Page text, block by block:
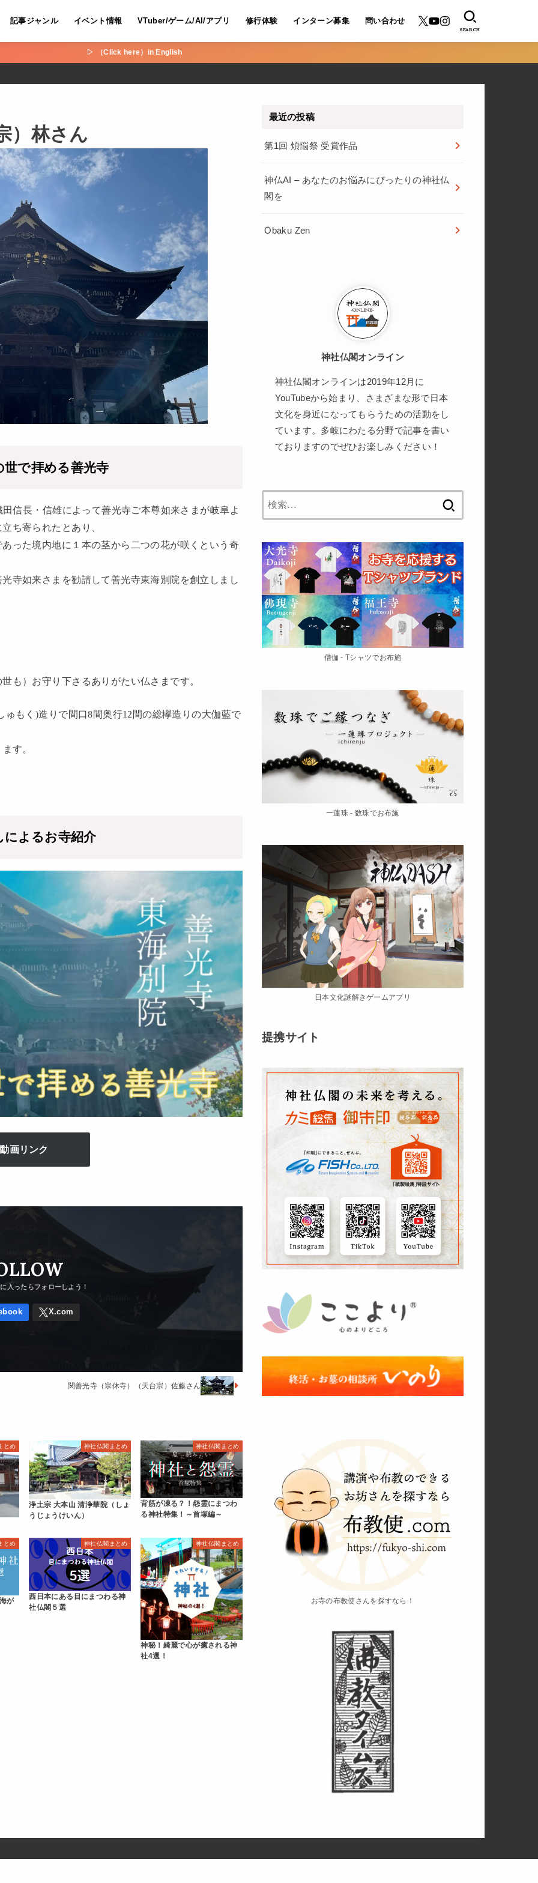
記事ジャンル イベント情報 VTuber/ゲーム/AI/アプリ 修行体験 インターン募集 問い合わせ
SEARCH
▷ （Click here）in English
）林さん
世で拝める善光寺
信長・信雄によって善光寺ご本尊如来さまが岐阜よ
ち寄られたとあり、
った境内地に１本の茎から二つの花が咲くという奇
寺如来さまを勧請して善光寺東海別院を創立しまし
も）お守り下さるありがたい仏さまです。
もく)造りで間口8間奥行12間の総欅造りの大伽藍で
す。
によるお寺紹介
動画リンク
関善光寺（宗休寺）（天台宗）佐藤さん
とめ 神社仏閣まとめ
浄土宗 大本山 清浄華院（しょ
うじょうけいん）
神社仏閣まとめ
背筋が凍る？！怨霊にまつわ
る神社特集！～首塚編～
とめ
が
神社仏閣まとめ
西日本にある目にまつわる神
社仏閣５選
神社仏閣まとめ
神秘！綺麗で心が癒される神
社4選！
最近の投稿
第1回 煩悩祭 受賞作品
神仏AI – あなたのお悩みにぴったりの神社仏
閣を
Ōbaku Zen
神社仏閣オンライン
神社仏閣オンラインは2019年12月に
YouTubeから始まり、さまざまな形で日本
文化を身近になってもらうための活動をし
ています。多岐にわたる分野で記事を書い
ておりますのでぜひお楽しみください！
僧伽 - Tシャツでお布施
一蓮珠 - 数珠でお布施
日本文化謎解きゲームアプリ
提携サイト
お寺の布教使さんを探すなら！